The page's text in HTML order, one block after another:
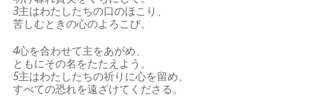
3主はわたしたちの口のほこり、
苦しむときの心のよろこび。
4心を合わせて主をあがめ、
ともにその名をたたえよう。
5主はわたしたちの祈りに心を留め、
すべての恐れを遠ざけてくださる。